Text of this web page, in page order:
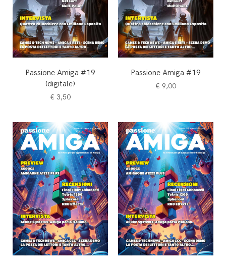
Passione Amiga #19
(digitale)
€ 3,50
Passione Amiga #19
€ 9,00